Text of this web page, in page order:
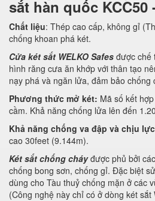
sắt hàn quốc KCC50
Chất liệu: Thép cao cấp, không gỉ
chống khoan phá két.
Cửa két sắt WELKO Safes được chế
hình răng cưa ăn khớp với thân tạo
nạy phá và ngăn lửa, đảm bảo chống
Phương thức mở két: Mã số kết
cầm. Khả năng chống lửa lên đến
Khả năng chống va đập và chịu lực
cao 30feet (9.144m).
Két sắt chống cháyđược phủ bởi
chống bong sơn, chống gỉ. Đặc biệt
dùng cho Tàu thuỷ chống mặn ở các
(Công nghệ này chỉ có ở dòng két sắt